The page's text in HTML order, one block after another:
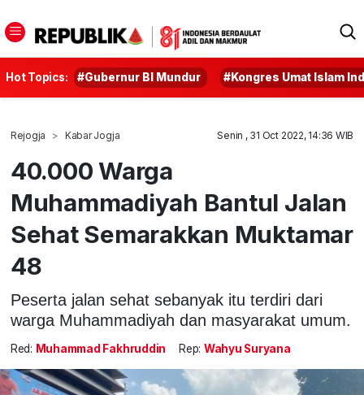
Hot Topics: #Gubernur BI Mundur #Kongres Umat Islam
Rejogja Kabar Jogja Senin , 31 Oct 2022, 14:36 WIB
40.000 Warga
Muhammadiyah Bantul Jalan
Sehat Semarakkan Muktamar
48
Peserta jalan sehat sebanyak itu terdiri dari
warga Muhammadiyah dan masyarakat umum.
Red: Muhammad Fakhruddin Rep: Wahyu Suryana